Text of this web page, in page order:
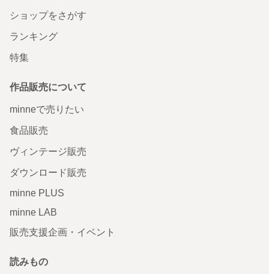
ショップをさがす
ランキング
特集
作品販売について
minneで売りたい
食品販売
ヴィンテージ販売
ダウンロード販売
minne PLUS
minne LAB
販売支援企画・イベント
読みもの